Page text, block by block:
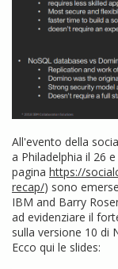
All'evento della
a Philadelphia il 26
pagina https://
recap/) sono
IBM and Barry
ad evidenziare il
sulla versione 10 di
Ecco qui le slides: